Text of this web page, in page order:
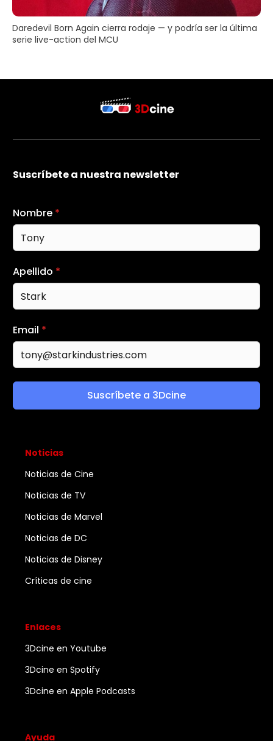
Daredevil Born Again cierra rodaje — y podría ser la última
serie live-action del MCU
Suscríbete a nuestra newsletter
Nombre *
Apellido *
Email *
Suscríbete a 3Dcine
Noticias
Noticias de Cine
Noticias de TV
Noticias de Marvel
Noticias de DC
Noticias de Disney
Críticas de cine
Enlaces
3Dcine en Youtube
3Dcine en Spotify
3Dcine en Apple Podcasts
Ayuda